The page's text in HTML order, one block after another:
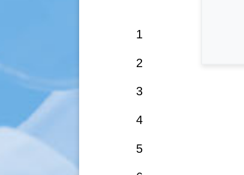
1
2
3
4
5